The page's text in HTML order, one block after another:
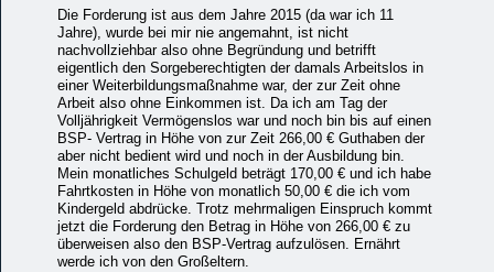
Die Forderung ist aus dem Jahre 2015 (da war ich 11
Jahre), wurde bei mir nie angemahnt, ist nicht
nachvollziehbar also ohne Begründung und betrifft
eigentlich den Sorgeberechtigten der damals Arbeitslos in
einer Weiterbildungsmaßnahme war, der zur Zeit ohne
Arbeit also ohne Einkommen ist. Da ich am Tag der
Volljährigkeit Vermögenslos war und noch bin bis auf einen
BSP- Vertrag in Höhe von zur Zeit 266,00 € Guthaben der
aber nicht bedient wird und noch in der Ausbildung bin.
Mein monatliches Schulgeld beträgt 170,00 € und ich habe
Fahrtkosten in Höhe von monatlich 50,00 € die ich vom
Kindergeld abdrücke. Trotz mehrmaligen Einspruch kommt
jetzt die Forderung den Betrag in Höhe von 266,00 € zu
überweisen also den BSP-Vertrag aufzulösen. Ernährt
werde ich von den Großeltern.